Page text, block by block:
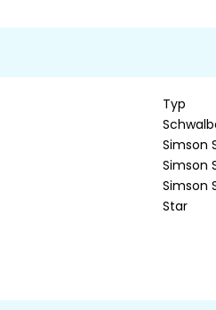
Typ
Simson
Simson
Simson
Star